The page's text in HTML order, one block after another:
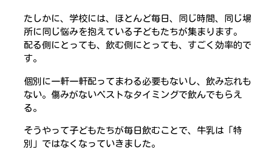
たしかに、学校には、ほとんど毎日、同じ時間、同じ場
所に同じ悩みを抱えている子どもたちが集まります。
配る側にとっても、飲む側にとっても、すごく効率的で
す。
個別に一軒一軒配ってまわる必要もないし、飲み忘れも
ない。傷みがないベストなタイミングで飲んでもらえ
る。
そうやって子どもたちが毎日飲むことで、牛乳は「特
別」ではなくなっていきました。